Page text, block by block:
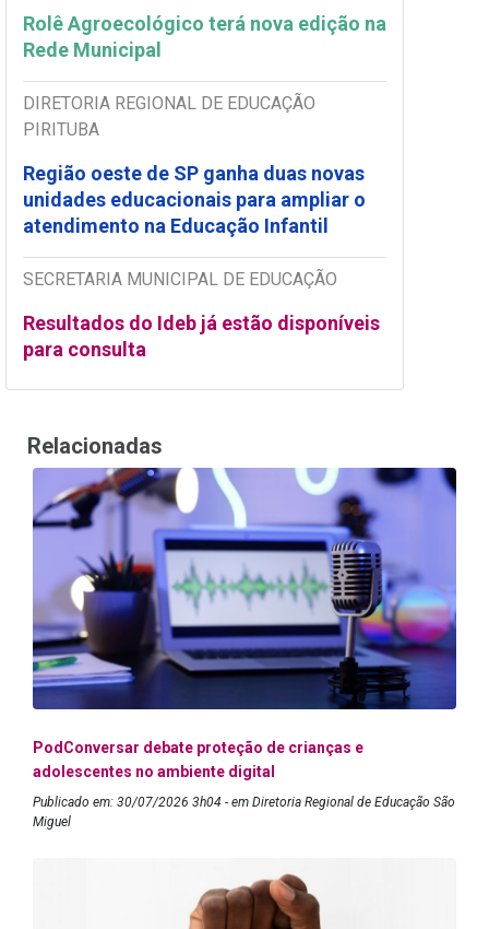
Rolê Agroecológico terá nova edição na
Rede Municipal
DIRETORIA REGIONAL DE EDUCAÇÃO
PIRITUBA
Região oeste de SP ganha duas novas
unidades educacionais para ampliar o
atendimento na Educação Infantil
SECRETARIA MUNICIPAL DE EDUCAÇÃO
Resultados do Ideb já estão disponíveis
para consulta
Relacionadas
PodConversar debate proteção de crianças e
adolescentes no ambiente digital
Publicado em: 30/07/2026 3h04 - em Diretoria Regional de Educação São
Miguel